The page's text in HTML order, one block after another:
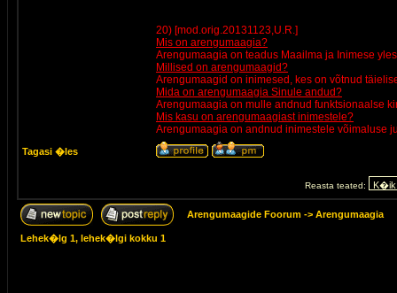
20) [mod.orig.20131123,U.R.]
Mis on arengumaagia?
Arengumaagia on teadus Maailma ja Inimese
Millised on arengumaagid?
Arengumaagid on inimesed, kes on võtnud
Mida on arengumaagia Sinule andud?
Arengumaagia on mulle andnud funktsionaalse
Mis kasu on arengumaagiast inimestele?
Arengumaagia on andnud inimestele võimaluse
Tagasi �les
Reasta teated:
Arengumaagide Foorum -> Arengumaagia
Lehek�lg 1, lehek�lgi kokku 1